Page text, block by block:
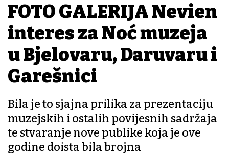
FOTO GALERIJA Neviđen
interes za Noć muzeja
u Bjelovaru, Daruvaru i
Garešnici
Bila je to sjajna prilika za prezentaciju
muzejskih i ostalih povijesnih sadržaja
te stvaranje nove publike koja je ove
godine doista bila brojna